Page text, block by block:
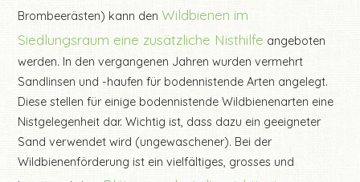
Brombeerästen) kann denWildbienen im
Siedlungsraum eine zusätzliche Nisthilfe angeboten
werden. In den vergangenen Jahren wurden vermehrt
Sandlinsen und -haufen für bodennistende Arten angelegt.
Diese stellen für einige bodennistende Wildbienenarten eine
Nistgelegenheit dar. Wichtig ist, dass dazu ein geeigneter
Sand verwendet wird (ungewaschener). Bei der
Wildbienenförderung ist ein vielfältiges, grosses und